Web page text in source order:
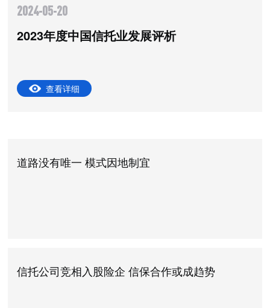
信托业发展评析
道路没有唯一 模式因地制宜
信托公司竞相入股险企 信保合作或成趋势